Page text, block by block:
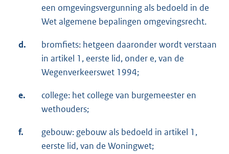
een omgevingsvergunning als bedoeld in de
Wet algemene bepalingen omgevingsrecht.
d.
bromfiets: hetgeen daaronder wordt verstaan
in artikel 1, eerste lid, onder e, van de
Wegenverkeerswet 1994;
e.
college: het college van burgemeester en
wethouders;
f.
gebouw: gebouw als bedoeld in artikel 1,
eerste lid, van de Woningwet;